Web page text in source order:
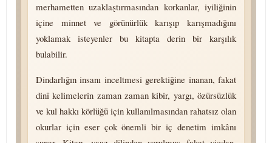
merhametten uzaklaştırmasından korkanlar, iyiliğinin
içine minnet ve görünürlük karışıp karışmadığını
yoklamak isteyenler bu kitapta derin bir karşılık
bulabilir.
Dindarlığın insanı inceltmesi gerektiğine inanan, fakat
dinî kelimelerin zaman zaman kibir, yargı, özürsüzlük
ve kul hakkı körlüğü için kullanılmasından rahatsız olan
okurlar için eser çok önemli bir iç denetim imkânı